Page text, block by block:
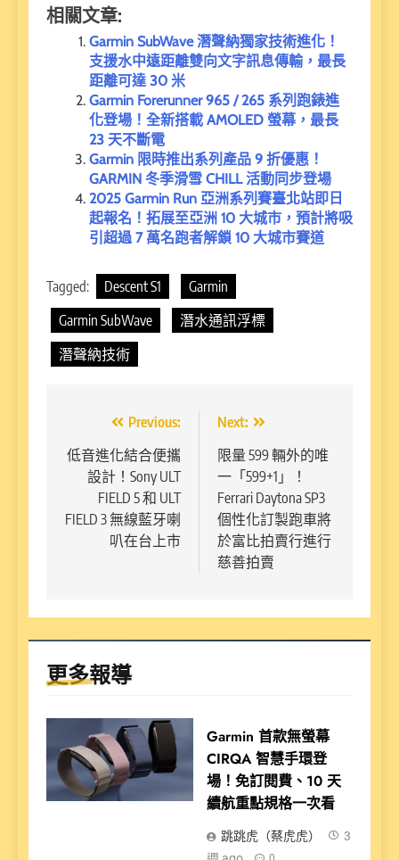
相關文章:
Garmin SubWave 潛聲納獨家技術進化！
支援水中遠距離雙向文字訊息傳輸，最長
距離可達 30 米
Garmin Forerunner 965 / 265 系列跑錶進
化登場！全新搭載 AMOLED 螢幕，最長
23 天不斷電
Garmin 限時推出系列產品 9 折優惠！
GARMIN 冬季滑雪 CHILL 活動同步登場
2025 Garmin Run 亞洲系列賽臺北站即日
起報名！拓展至亞洲 10 大城市，預計將吸
引超過 7 萬名跑者解鎖 10 大城市賽道
Tagged: Descent S1
Garmin
Garmin SubWave
潛水通訊浮標
潛聲納技術
章
覽
Previous:
低音進化結合便攜
設計！Sony ULT
FIELD 5 和 ULT
FIELD 3 無線藍牙喇
叭在台上市
Next:
限量 599 輛外的唯
一「599+1」！
Ferrari Daytona SP3
個性化訂製跑車將
於富比拍賣行進行
慈善拍賣
更多報導
Garmin 首款無螢幕
CIRQA 智慧手環登
場！免訂閱費、10 天
續航重點規格一次看
跳跳虎（蔡虎虎）
3